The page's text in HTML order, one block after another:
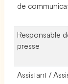
de
Responsable
presse
Assistant /